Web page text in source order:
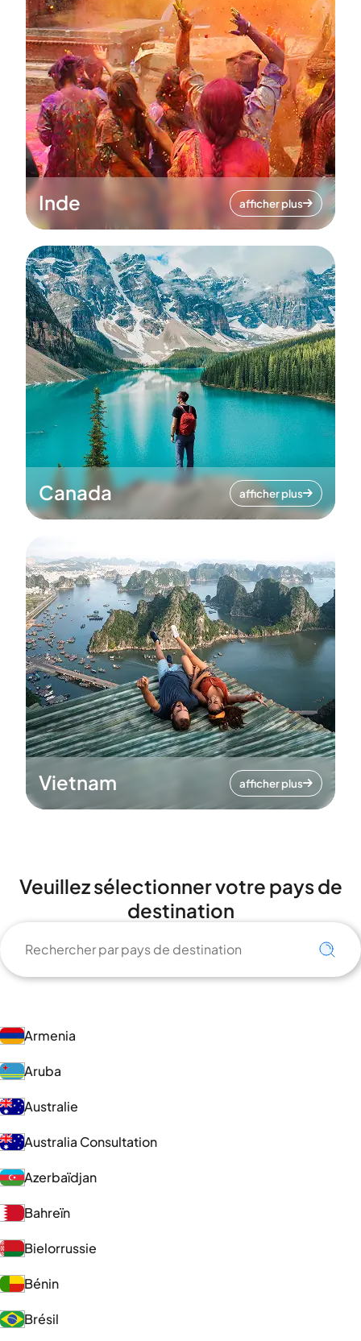
Inde afficher plus
Canada afficher plus
Vietnam afficher plus
Veuillez sélectionner votre pays de
destination
Armenia
Aruba
Australie
Australia Consultation
Azerbaïdjan
Bahreïn
Bielorrussie
Bénin
Brésil